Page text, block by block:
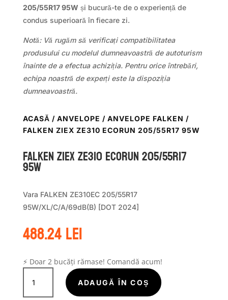
205/55R17 95W și bucură-te de o experiență de
condus superioară în fiecare zi.
Notă: Vă rugăm să verificați compatibilitatea
produsului cu modelul dumneavoastră de autoturism
înainte de a efectua achiziția. Pentru orice întrebări,
echipa noastră de experți este la dispoziția
dumneavoastră.
ACASĂ / ANVELOPE / ANVELOPE FALKEN /
FALKEN ZIEX ZE310 ECORUN 205/55R17 95W
Falken ZIEX ZE310 ECORUN 205/55R17
95W
Vara FALKEN ZE310EC 205/55R17
95W/XL/C/A/69dB(B) [DOT 2024]
488.24lei
⚡ Doar 2 bucăți rămase! Comandă acum!
Cantitate
Falken
ZIEX
ADAUGĂ ÎN COȘ